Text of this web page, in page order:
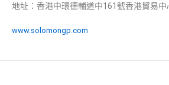
地址：香港中環德輔道中161號香港貿易
www.solomongp.com